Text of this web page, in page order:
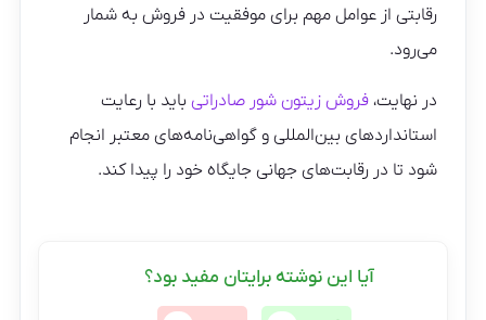
رقابتی از عوامل مهم برای موفقیت در فروش به شمار
می‌رود.
در نهایت،فروش زیتون شور صادراتی باید با رعایت
استانداردهای بین‌المللی و گواهی‌نامه‌های معتبر انجام
شود تا در رقابت‌های جهانی جایگاه خود را پیدا کند.
آیا این نوشته برایتان مفید بود؟